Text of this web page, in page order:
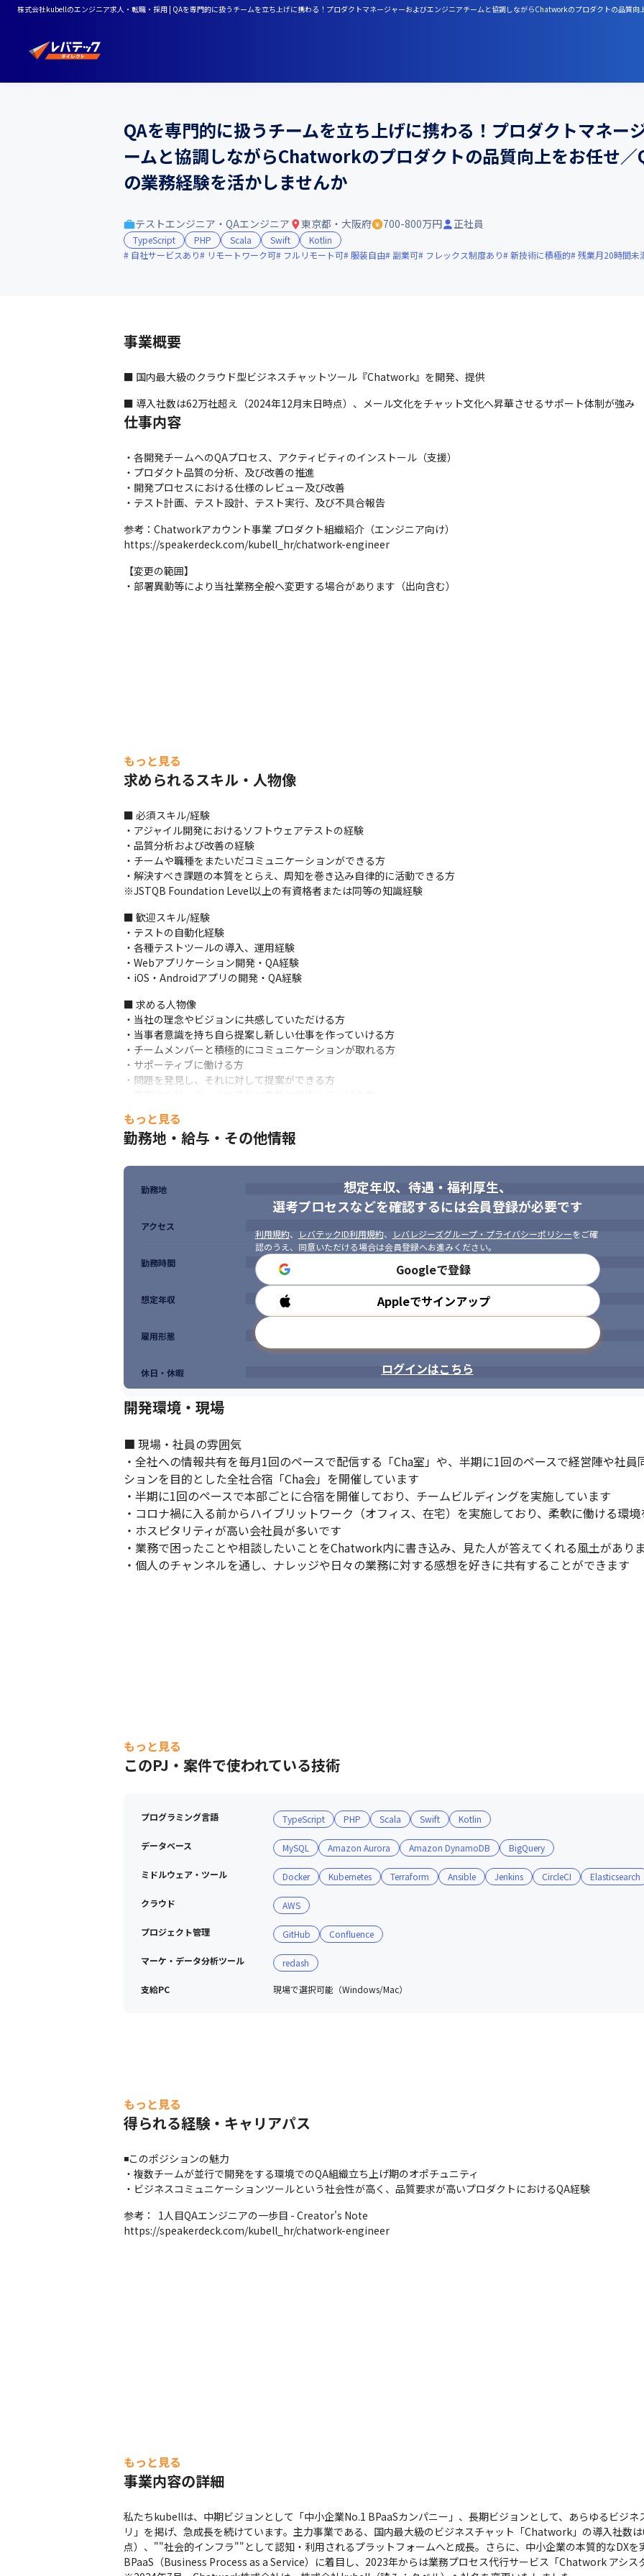
株式会社kubellのエンジニア求人・転職・採用 | QAを専門的に扱うチームを立ち上げに携わる！プロダクトマネージャーおよびエンジニアチームと協調しながらChatworkのプロダクトの品質
QAを専門的に扱うチームを立ち上げに携わる！プロダクトマネー
ームと協調しながらChatworkのプロダクトの品質向上をお任せ／
の業務経験を活かしませんか
テストエンジニア・QAエンジニア 東京都・大阪府 700-800万円 正社員
TypeScript PHP Scala Swift
Kotlin
自社サービスあり
リモートワーク可 フルリモート可 服装自由 副業可 フレックス制度あり 新技術に積極的 残業月20時間未
事業概要
■ 国内最大級のクラウド型ビジネスチャットツール『Chatwork』を開発、提供
■ 導入社数は62万社超え（2024年12月末日時点）、メール文化をチャット文化へ昇華させるサポート体制が強み
仕事内容
・各開発チームへのQAプロセス、アクティビティのインストール（支援）
・プロダクト品質の分析、及び改善の推進
・開発プロセスにおける仕様のレビュー及び改善
・テスト計画、テスト設計、テスト実行、及び不具合報告
参考：Chatworkアカウント事業 プロダクト組織紹介（エンジニア向け）
https://speakerdeck.com/kubell_hr/chatwork-engineer
【変更の範囲】
・部署異動等により当社業務全般へ変更する場合があります（出向含む）
もっと見る
求められるスキル・人物像
■ 必須スキル/経験
・アジャイル開発におけるソフトウェアテストの経験
・品質分析および改善の経験
・チームや職種をまたいだコミュニケーションができる方
・解決すべき課題の本質をとらえ、周知を巻き込み自律的に活動できる方
※JSTQB Foundation Level以上の有資格者または同等の知識経験
■ 歓迎スキル/経験
・テストの自動化経験
・各種テストツールの導入、運用経験
・Webアプリケーション開発・QA経験
・iOS・Androidアプリの開発・QA経験
■ 求める人物像
・当社の理念やビジョンに共感していただける方
・当事者意識を持ち自ら提案し新しい仕事を作っていける方
・チームメンバーと積極的にコミュニケーションが取れる方
・サポーティブに働ける方
・問題を発見し、それに対して提案ができる方
もっと見る
勤務地・給与・その他情報
想定年収、待遇・福利厚生、
選考プロセスなどを確認するには会員登録が必要です
利用規約、 レバテックID利用規約、 レバレジーズグループ・プライバシーポリシーをご確
認のうえ、同意いただける場合は会員登録へお進みください。
Googleで登録
Appleでサインアップ
ログインはこちら
勤務地
アクセス
勤務時間
想定年収
雇用形態
休日・休暇
開発環境・現場
■ 現場・社員の雰囲気
・全社への情報共有を毎月1回のペースで配信する「Cha室」や、半期に1回のペースで経営陣や社
ションを目的とした全社合宿「Cha会」を開催しています
・半期に1回のペースで本部ごとに合宿を開催しており、チームビルディングを実施しています
・コロナ禍に入る前からハイブリットワーク（オフィス、在宅）を実施しており、柔軟に働ける環
・ホスピタリティが高い会社員が多いです
・業務で困ったことや相談したいことをChatwork内に書き込み、見た人が答えてくれる風土があり
・個人のチャンネルを通し、ナレッジや日々の業務に対する感想を好きに共有することができます
もっと見る
このPJ・案件で使われている技術
プログラミング言語 TypeScript PHP Scala Swift Kotlin
データベース MySQL Amazon Aurora Amazon DynamoDB BigQuery
ミドルウェア・ツール Docker Kubernetes Terraform Ansible Jenkins CircleCI Elasticsearch
クラウド AWS
プロジェクト管理 GitHub Confluence
マーケ・データ分析ツール redash
支給PC 現場で選択可能（Windows/Mac）
もっと見る
得られる経験・キャリアパス
◾️このポジションの魅力
・複数チームが並行で開発をする環境でのQA組織立ち上げ期のオポチュニティ
・ビジネスコミュニケーションツールという社会性が高く、品質要求が高いプロダクトにおけるQA経験
参考：  1人目QAエンジニアの一歩目 - Creator's Note
https://speakerdeck.com/kubell_hr/chatwork-engineer
もっと見る
事業内容の詳細
私たちkubellは、中期ビジョンとして「中小企業No.1 BPaaSカンパニー」、長期ビジョンとして、あらゆるビジ
リ」を掲げ、急成長を続けています。主力事業である、国内最大級のビジネスチャット「Chatwork」の導入社数
点）、""社会的インフラ""として認知・利用されるプラットフォームへと成長。さらに、中小企業の本質的なDXを
BPaaS（Business Process as a Service）に着目し、2023年からは業務プロセス代行サービス「Chatwork アシス